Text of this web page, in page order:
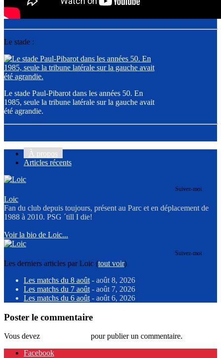
Le stade :
Le stade Paul-Pibarot dans les années 50. En
1985, seule la tribune latérale sur la gauche avait
été agrandie.
À propos
Articles récents
Suivez-moi
Loic
Fan du club depuis toujours, présent au Parc et en déplacement de
1988 à 2010. PSG ´till I die!
Voir la bio de Loic...
Suivez-moi
Les derniers articles par Loic (tout voir)
Les matchs du 8 août - août 8, 2026
Les matchs du 7 août - août 7, 2026
Les matchs du 6 août - août 6, 2026
Poster le commentaire
Vous devez
pour publier un commentaire.
Facebook